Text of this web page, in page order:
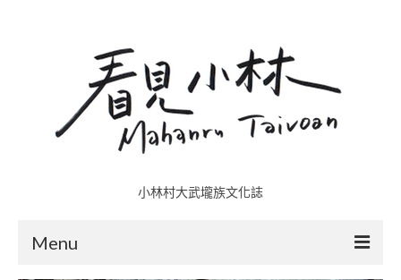
小林村大武壠族文化誌
Menu